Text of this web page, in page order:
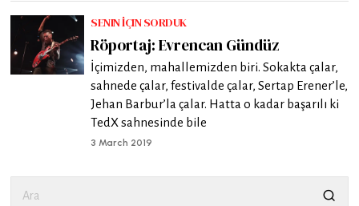
SENIN İÇIN SORDUK
Röportaj: Evrencan Gündüz
İçimizden, mahallemizden biri. Sokakta çalar,
sahnede çalar, festivalde çalar, Sertap Erener’le,
Jehan Barbur’la çalar. Hatta o kadar başarılı ki
TedX sahnesinde bile
3 March 2019